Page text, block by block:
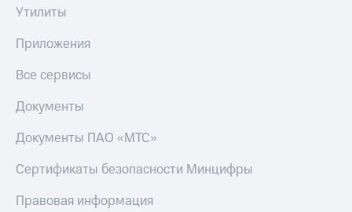
Утилиты
Приложения
Все сервисы
Документы
Документы ПАО «МТС»
Сертификаты безопасности Минцифры
Правовая информация